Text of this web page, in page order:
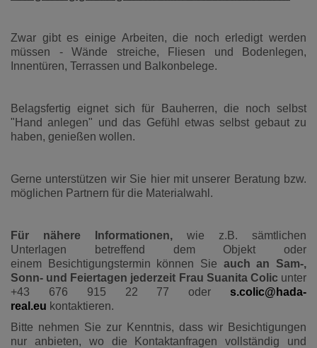
Zwar gibt es einige Arbeiten, die noch erledigt werden
müssen - Wände streiche, Fliesen und Bodenlegen,
Innentüren, Terrassen und Balkonbelege.
Belagsfertig eignet sich für Bauherren, die noch selbst
"Hand anlegen" und das Gefühl etwas selbst gebaut zu
haben, genießen wollen.
Gerne unterstützen wir Sie hier mit unserer Beratung bzw.
möglichen Partnern für die Materialwahl.
Für nähere Informationen, wie z.B. sämtlichen
Unterlagen betreffend dem Objekt oder
einem Besichtigungstermin können Sie auch an Sam-,
Sonn- und Feiertagen jederzeit Frau Suanita Colic unter
+43 676 915 22 77
oders.colic@hada-
real.eu kontaktieren.
Bitte nehmen Sie zur Kenntnis, dass wir Besichtigungen
nur anbieten, wo die Kontaktanfragen vollständig und